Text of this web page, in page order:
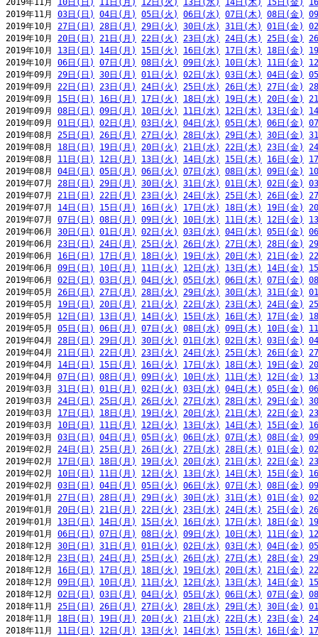
2019年11月 10日(日) 11日(月) 12日(火) 13日(水) 14日(木) 15日(金)
2019年11月 03日(日) 04日(月) 05日(火) 06日(水) 07日(木) 08日(金)
2019年10月 27日(日) 28日(月) 29日(火) 30日(水) 31日(木) 01日(金)
2019年10月 20日(日) 21日(月) 22日(火) 23日(水) 24日(木) 25日(金)
2019年10月 13日(日) 14日(月) 15日(火) 16日(水) 17日(木) 18日(金)
2019年10月 06日(日) 07日(月) 08日(火) 09日(水) 10日(木) 11日(金)
2019年09月 29日(日) 30日(月) 01日(火) 02日(水) 03日(木) 04日(金)
2019年09月 22日(日) 23日(月) 24日(火) 25日(水) 26日(木) 27日(金)
2019年09月 15日(日) 16日(月) 17日(火) 18日(水) 19日(木) 20日(金)
2019年09月 08日(日) 09日(月) 10日(火) 11日(水) 12日(木) 13日(金)
2019年09月 01日(日) 02日(月) 03日(火) 04日(水) 05日(木) 06日(金)
2019年08月 25日(日) 26日(月) 27日(火) 28日(水) 29日(木) 30日(金)
2019年08月 18日(日) 19日(月) 20日(火) 21日(水) 22日(木) 23日(金)
2019年08月 11日(日) 12日(月) 13日(火) 14日(水) 15日(木) 16日(金)
2019年08月 04日(日) 05日(月) 06日(火) 07日(水) 08日(木) 09日(金)
2019年07月 28日(日) 29日(月) 30日(火) 31日(水) 01日(木) 02日(金)
2019年07月 21日(日) 22日(月) 23日(火) 24日(水) 25日(木) 26日(金)
2019年07月 14日(日) 15日(月) 16日(火) 17日(水) 18日(木) 19日(金)
2019年07月 07日(日) 08日(月) 09日(火) 10日(水) 11日(木) 12日(金)
2019年06月 30日(日) 01日(月) 02日(火) 03日(水) 04日(木) 05日(金)
2019年06月 23日(日) 24日(月) 25日(火) 26日(水) 27日(木) 28日(金)
2019年06月 16日(日) 17日(月) 18日(火) 19日(水) 20日(木) 21日(金)
2019年06月 09日(日) 10日(月) 11日(火) 12日(水) 13日(木) 14日(金)
2019年06月 02日(日) 03日(月) 04日(火) 05日(水) 06日(木) 07日(金)
2019年05月 26日(日) 27日(月) 28日(火) 29日(水) 30日(木) 31日(金)
2019年05月 19日(日) 20日(月) 21日(火) 22日(水) 23日(木) 24日(金)
2019年05月 12日(日) 13日(月) 14日(火) 15日(水) 16日(木) 17日(金)
2019年05月 05日(日) 06日(月) 07日(火) 08日(水) 09日(木) 10日(金)
2019年04月 28日(日) 29日(月) 30日(火) 01日(水) 02日(木) 03日(金)
2019年04月 21日(日) 22日(月) 23日(火) 24日(水) 25日(木) 26日(金)
2019年04月 14日(日) 15日(月) 16日(火) 17日(水) 18日(木) 19日(金)
2019年04月 07日(日) 08日(月) 09日(火) 10日(水) 11日(木) 12日(金)
2019年03月 31日(日) 01日(月) 02日(火) 03日(水) 04日(木) 05日(金)
2019年03月 24日(日) 25日(月) 26日(火) 27日(水) 28日(木) 29日(金)
2019年03月 17日(日) 18日(月) 19日(火) 20日(水) 21日(木) 22日(金)
2019年03月 10日(日) 11日(月) 12日(火) 13日(水) 14日(木) 15日(金)
2019年03月 03日(日) 04日(月) 05日(火) 06日(水) 07日(木) 08日(金)
2019年02月 24日(日) 25日(月) 26日(火) 27日(水) 28日(木) 01日(金)
2019年02月 17日(日) 18日(月) 19日(火) 20日(水) 21日(木) 22日(金)
2019年02月 10日(日) 11日(月) 12日(火) 13日(水) 14日(木) 15日(金)
2019年02月 03日(日) 04日(月) 05日(火) 06日(水) 07日(木) 08日(金)
2019年01月 27日(日) 28日(月) 29日(火) 30日(水) 31日(木) 01日(金)
2019年01月 20日(日) 21日(月) 22日(火) 23日(水) 24日(木) 25日(金)
2019年01月 13日(日) 14日(月) 15日(火) 16日(水) 17日(木) 18日(金)
2019年01月 06日(日) 07日(月) 08日(火) 09日(水) 10日(木) 11日(金)
2018年12月 30日(日) 31日(月) 01日(火) 02日(水) 03日(木) 04日(金)
2018年12月 23日(日) 24日(月) 25日(火) 26日(水) 27日(木) 28日(金)
2018年12月 16日(日) 17日(月) 18日(火) 19日(水) 20日(木) 21日(金)
2018年12月 09日(日) 10日(月) 11日(火) 12日(水) 13日(木) 14日(金)
2018年12月 02日(日) 03日(月) 04日(火) 05日(水) 06日(木) 07日(金)
2018年11月 25日(日) 26日(月) 27日(火) 28日(水) 29日(木) 30日(金)
2018年11月 18日(日) 19日(月) 20日(火) 21日(水) 22日(木) 23日(金)
2018年11月 11日(日) 12日(月) 13日(火) 14日(水) 15日(木) 16日(金)